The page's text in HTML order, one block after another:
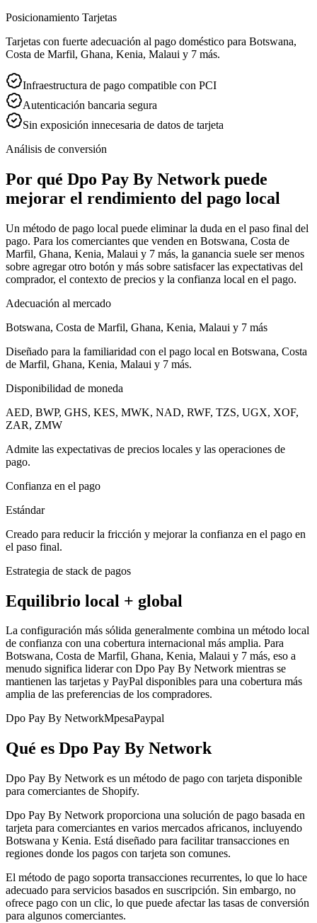
Posicionamiento Tarjetas
Tarjetas con fuerte adecuación al pago doméstico para Botswana,
Costa de Marfil, Ghana, Kenia, Malaui y 7 más.
Infraestructura de pago compatible con PCI
Autenticación bancaria segura
Sin exposición innecesaria de datos de tarjeta
Análisis de conversión
Por qué Dpo Pay By Network puede
mejorar el rendimiento del pago local
Un método de pago local puede eliminar la duda en el paso final del
pago. Para los comerciantes que venden en Botswana, Costa de
Marfil, Ghana, Kenia, Malaui y 7 más, la ganancia suele ser menos
sobre agregar otro botón y más sobre satisfacer las expectativas del
comprador, el contexto de precios y la confianza local en el pago.
Adecuación al mercado
Botswana, Costa de Marfil, Ghana, Kenia, Malaui y 7 más
Diseñado para la familiaridad con el pago local en Botswana, Costa
de Marfil, Ghana, Kenia, Malaui y 7 más.
Disponibilidad de moneda
AED, BWP, GHS, KES, MWK, NAD, RWF, TZS, UGX, XOF,
ZAR, ZMW
Admite las expectativas de precios locales y las operaciones de
pago.
Confianza en el pago
Estándar
Creado para reducir la fricción y mejorar la confianza en el pago en
el paso final.
Estrategia de stack de pagos
Equilibrio local + global
La configuración más sólida generalmente combina un método local
de confianza con una cobertura internacional más amplia. Para
Botswana, Costa de Marfil, Ghana, Kenia, Malaui y 7 más, eso a
menudo significa liderar con Dpo Pay By Network mientras se
mantienen las tarjetas y PayPal disponibles para una cobertura más
amplia de las preferencias de los compradores.
Dpo Pay By NetworkMpesaPaypal
Qué es Dpo Pay By Network
Dpo Pay By Network es un método de pago con tarjeta disponible
para comerciantes de Shopify.
Dpo Pay By Network proporciona una solución de pago basada en
tarjeta para comerciantes en varios mercados africanos, incluyendo
Botswana y Kenia. Está diseñado para facilitar transacciones en
regiones donde los pagos con tarjeta son comunes.
El método de pago soporta transacciones recurrentes, lo que lo hace
adecuado para servicios basados en suscripción. Sin embargo, no
ofrece pago con un clic, lo que puede afectar las tasas de conversión
para algunos comerciantes.